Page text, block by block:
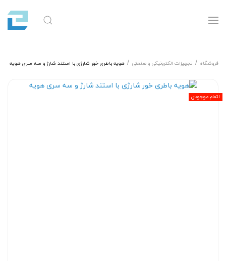
فروشگاه تجهیزات الکترونیکی و صنعتی هویه باطری خور شارژی با استند شارژ و سه سری هویه
اتمام موجودی